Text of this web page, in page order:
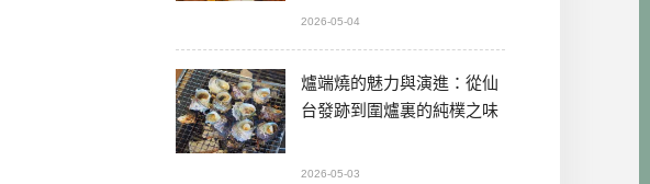
2026-05-04
爐端燒的魅力與演進：從仙
台發跡到圍爐裏的純樸之味
2026-05-03